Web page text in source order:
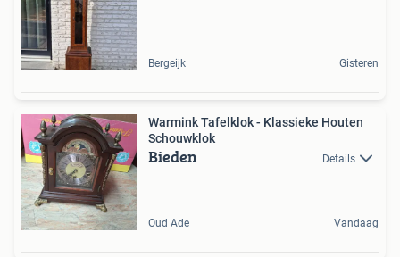
Bergeijk Gisteren
Warmink Tafelklok - Klassieke Houten
Schouwklok
Bieden Details
Oud Ade Vandaag